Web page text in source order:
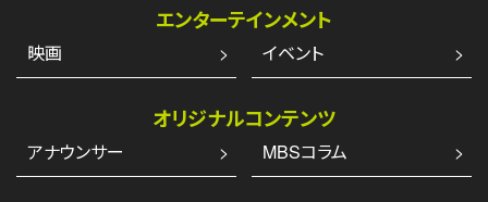
エンターテインメント
映画 イベント
オリジナルコンテンツ
アナウンサー MBSコラム